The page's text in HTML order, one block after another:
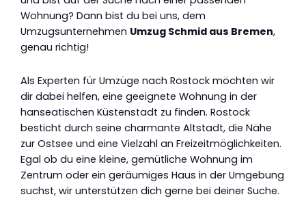
Wohnung? Dann bist du bei uns, dem
Umzugsunternehmen Umzug Schmid aus Bremen,
genau richtig!
Als Experten für Umzüge nach Rostock möchten wir
dir dabei helfen, eine geeignete Wohnung in der
hanseatischen Küstenstadt zu finden. Rostock
besticht durch seine charmante Altstadt, die Nähe
zur Ostsee und eine Vielzahl an Freizeitmöglichkeiten.
Egal ob du eine kleine, gemütliche Wohnung im
Zentrum oder ein geräumiges Haus in der Umgebung
suchst, wir unterstützen dich gerne bei deiner Suche.